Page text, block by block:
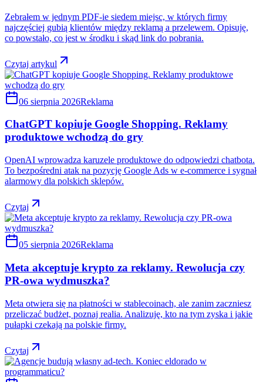
Zebrałem w jednym PDF-ie siedem miejsc, w których firmy
najczęściej gubią klientów między reklamą a przelewem. Opisuję,
co powstało, co jest w środku i skąd link do pobrania.
Czytaj artykul
06 sierpnia 2026Reklama
ChatGPT kopiuje Google Shopping. Reklamy
produktowe wchodzą do gry
OpenAI wprowadza karuzele produktowe do odpowiedzi chatbota.
To bezpośredni atak na pozycję Google Ads w e-commerce i sygnał
alarmowy dla polskich sklepów.
Czytaj
05 sierpnia 2026Reklama
Meta akceptuje krypto za reklamy. Rewolucja czy
PR-owa wydmuszka?
Meta otwiera się na płatności w stablecoinach, ale zanim zaczniesz
przeliczać budżet, poznaj realia. Analizuję, kto na tym zyska i jakie
pułapki czekają na polskie firmy.
Czytaj